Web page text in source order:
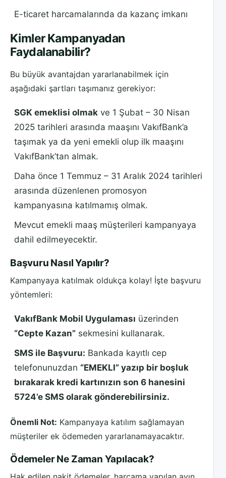
E-ticaret harcamalarında da kazanç imkanı
Kimler Kampanyadan
Faydalanabilir?
Bu büyük avantajdan yararlanabilmek için
aşağıdaki şartları taşımanız gerekiyor:
SGK emeklisi olmak ve 1 Şubat – 30 Nisan
2025 tarihleri arasında maaşını VakıfBank’a
taşımak ya da yeni emekli olup ilk maaşını
VakıfBank’tan almak.
Daha önce 1 Temmuz – 31 Aralık 2024 tarihleri
arasında düzenlenen promosyon
kampanyasına katılmamış olmak.
Mevcut emekli maaş müşterileri kampanyaya
dahil edilmeyecektir.
Başvuru Nasıl Yapılır?
Kampanyaya katılmak oldukça kolay! İşte başvuru
yöntemleri:
VakıfBank Mobil Uygulaması üzerinden
“Cepte Kazan” sekmesini kullanarak.
SMS ile Başvuru: Bankada kayıtlı cep
telefonunuzdan “EMEKLI” yazıp bir boşluk
bırakarak kredi kartınızın son 6 hanesini
5724’e SMS olarak gönderebilirsiniz.
Önemli Not: Kampanyaya katılım sağlamayan
müşteriler ek ödemeden yararlanamayacaktır.
Ödemeler Ne Zaman Yapılacak?